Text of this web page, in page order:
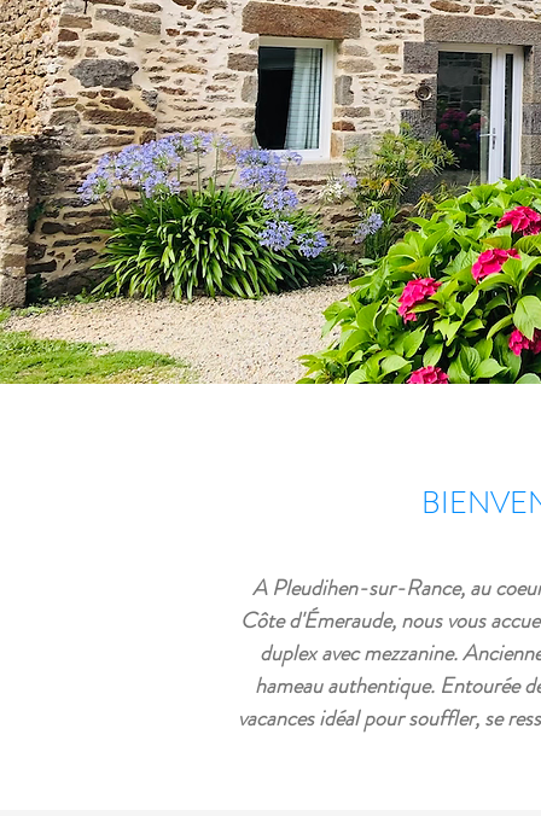
A Pleudihen-sur-Rance, au
Côte d'Émeraude, nous vous
duplex avec mezzanine.
hameau authentique. Entourée
vacances idéal pour souffler, se